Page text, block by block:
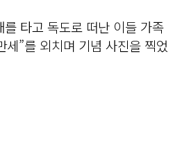
타고 독도로 떠난 이들 가족
세”를 외치며 기념 사진을 찍었